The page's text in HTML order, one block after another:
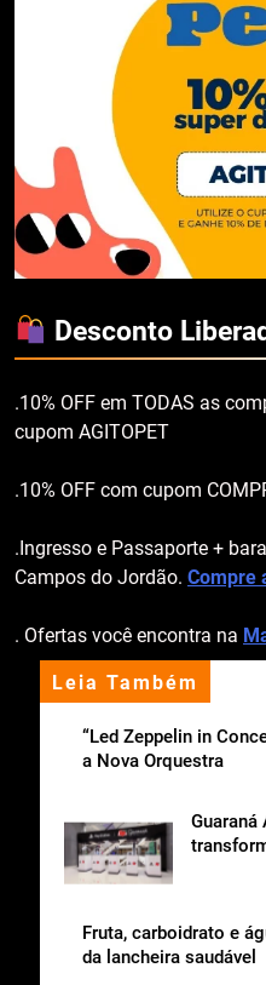
Leia Também
“Led Zeppelin in
a Nova Orquestra
Fruta, carboidrato e
da lancheira saudável
Desconto
.10% OFF em TODAS as
cupom AGITOPET
.10% OFF com cupom
.Ingresso e Passaporte +
Campos do Jordão. Compre
. Ofertas você encontra na
apoio